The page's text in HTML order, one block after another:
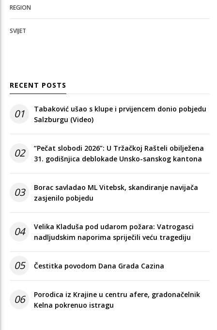
REGION
SVIJET
RECENT POSTS
01
Tabaković ušao s klupe i prvijencem donio pobjedu
Salzburgu (Video)
02
“Pečat slobodi 2026”: U Tržačkoj Rašteli obilježena
31. godišnjica deblokade Unsko-sanskog kantona
03
Borac savladao ML Vitebsk, skandiranje navijača
zasjenilo pobjedu
04
Velika Kladuša pod udarom požara: Vatrogasci
nadljudskim naporima spriječili veću tragediju
05 Čestitka povodom Dana Grada Cazina
06
Porodica iz Krajine u centru afere, gradonačelnik
Kelna pokrenuo istragu